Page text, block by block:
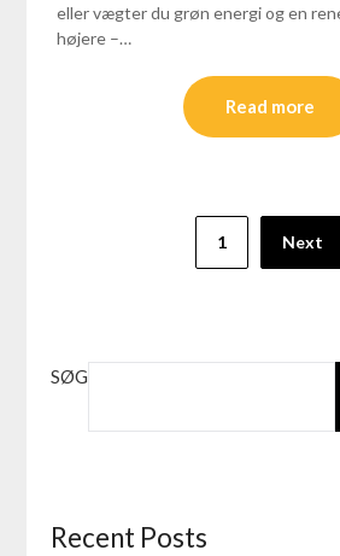
eller vægter du grøn energi og en
højere –…
Read more
1 Next
SØG
Recent Posts